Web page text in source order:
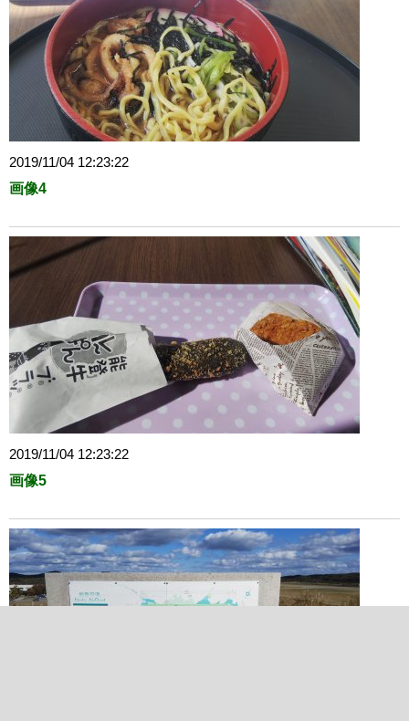
2019/11/04 12:23:22
画像4
2019/11/04 12:23:22
画像5